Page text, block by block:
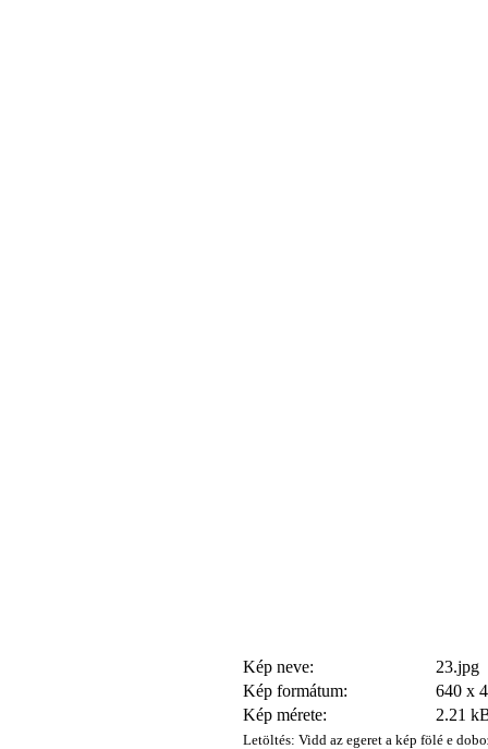
Kép neve:
23.jpg
Kép formátum:
640 x
Kép mérete:
2.21
Letöltés: Vidd az egeret a kép fölé e